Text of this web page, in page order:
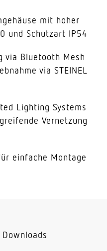
mit hoher
und Schutzart IP54
via Bluetooth Mesh
via STEINEL
Lighting Systems
Vernetzung
einfache Montage
Downloads